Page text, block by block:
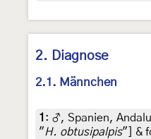
2. Diagnose
2.1. Männchen
1 : ♂, Spanien,
"H. obtusipalpis"] &